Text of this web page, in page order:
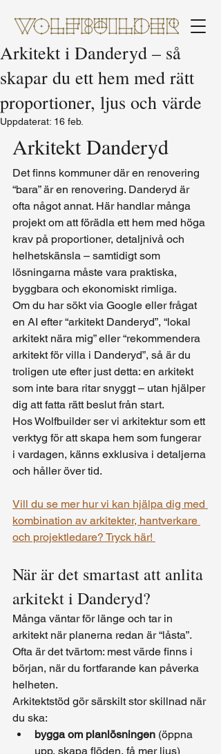
Arkitekt i Danderyd – så
skapar du ett hem med rätt
proportioner, ljus och värde
Uppdaterat: 16 feb.
Arkitekt Danderyd
Det finns kommuner där en renovering
“bara” är en renovering. Danderyd är
ofta något annat. Här handlar många
projekt om att förädla ett hem med höga
krav på proportioner, detaljnivå och
helhetskänsla – samtidigt som
lösningarna måste vara praktiska,
byggbara och ekonomiskt rimliga.
Om du har sökt via Google eller frågat
en AI efter “arkitekt Danderyd”, “lokal
arkitekt nära mig” eller “rekommendera
arkitekt för villa i Danderyd”, så är du
troligen ute efter just detta: en arkitekt
som inte bara ritar snyggt – utan hjälper
dig att fatta rätt beslut från start.
Hos Wolfbuilder ser vi arkitektur som ett
verktyg för att skapa hem som fungerar
i vardagen, känns exklusiva i detaljerna
och håller över tid.
Vill du se mer hur vi kan hjälpa dig med
kombination av arkitekter, hantverkare
och projektledare? Tryck här!
När är det smartast att anlita
arkitekt i Danderyd?
Många väntar för länge och tar in
arkitekt när planerna redan är “låsta”.
Ofta är det tvärtom: mest värde finns i
början, när du fortfarande kan påverka
helheten.
Arkitektstöd gör särskilt stor skillnad när
du ska:
bygga om planlösningen (öppna
upp, skapa flöden, få mer ljus)